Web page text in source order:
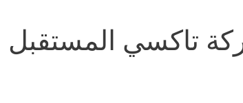
تاكسي المستقبل